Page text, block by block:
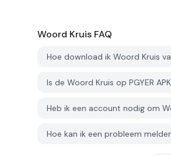
Woord Kruis FAQ
Hoe download ik Woord Kruis
Is de Woord Kruis op PGYER
Heb ik een account nodig om
Hoe kan ik een probleem